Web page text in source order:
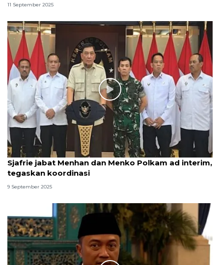
11 September 2025
Sjafrie jabat Menhan dan Menko Polkam ad interim,
tegaskan koordinasi
9 September 2025